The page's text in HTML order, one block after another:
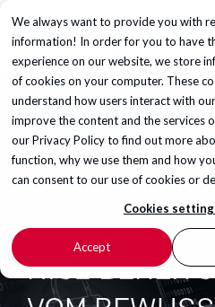
We always want to provide you with
information! In order for you to have
experience on our website, we store
of cookies on your computer. These
understand how users interact with
improve the content and the services
ourPrivacy Policyto find out more
function, why we use them and how
can consent to our use of cookies or
Cookies
Accept
NIS2